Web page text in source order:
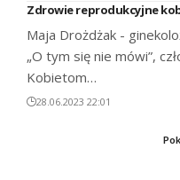
Zdrowie reprodukcyjne
Maja Drożdżak -
„O tym się nie mówi”,
Kobietom…
28.06.2023 22:01